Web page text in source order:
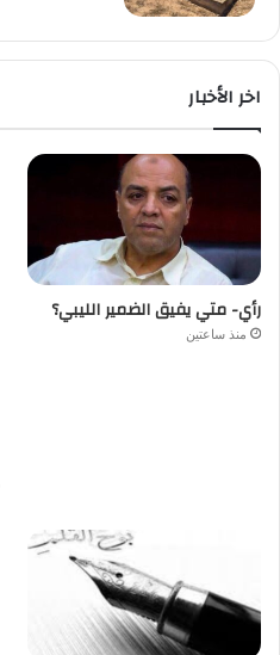
اخر الأخبار
رأي- متي يفيق الضمير الليبي؟
منذ ساعتين